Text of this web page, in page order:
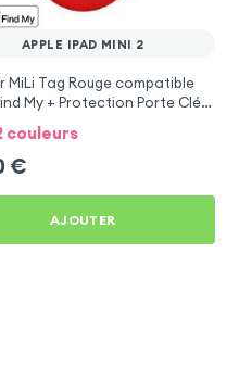
APPLE IPAD MINI 2
MiLi Tag Rouge compatible
My + Protection Porte Clés
iPad Mini 2
couleurs
€
AJOUTER